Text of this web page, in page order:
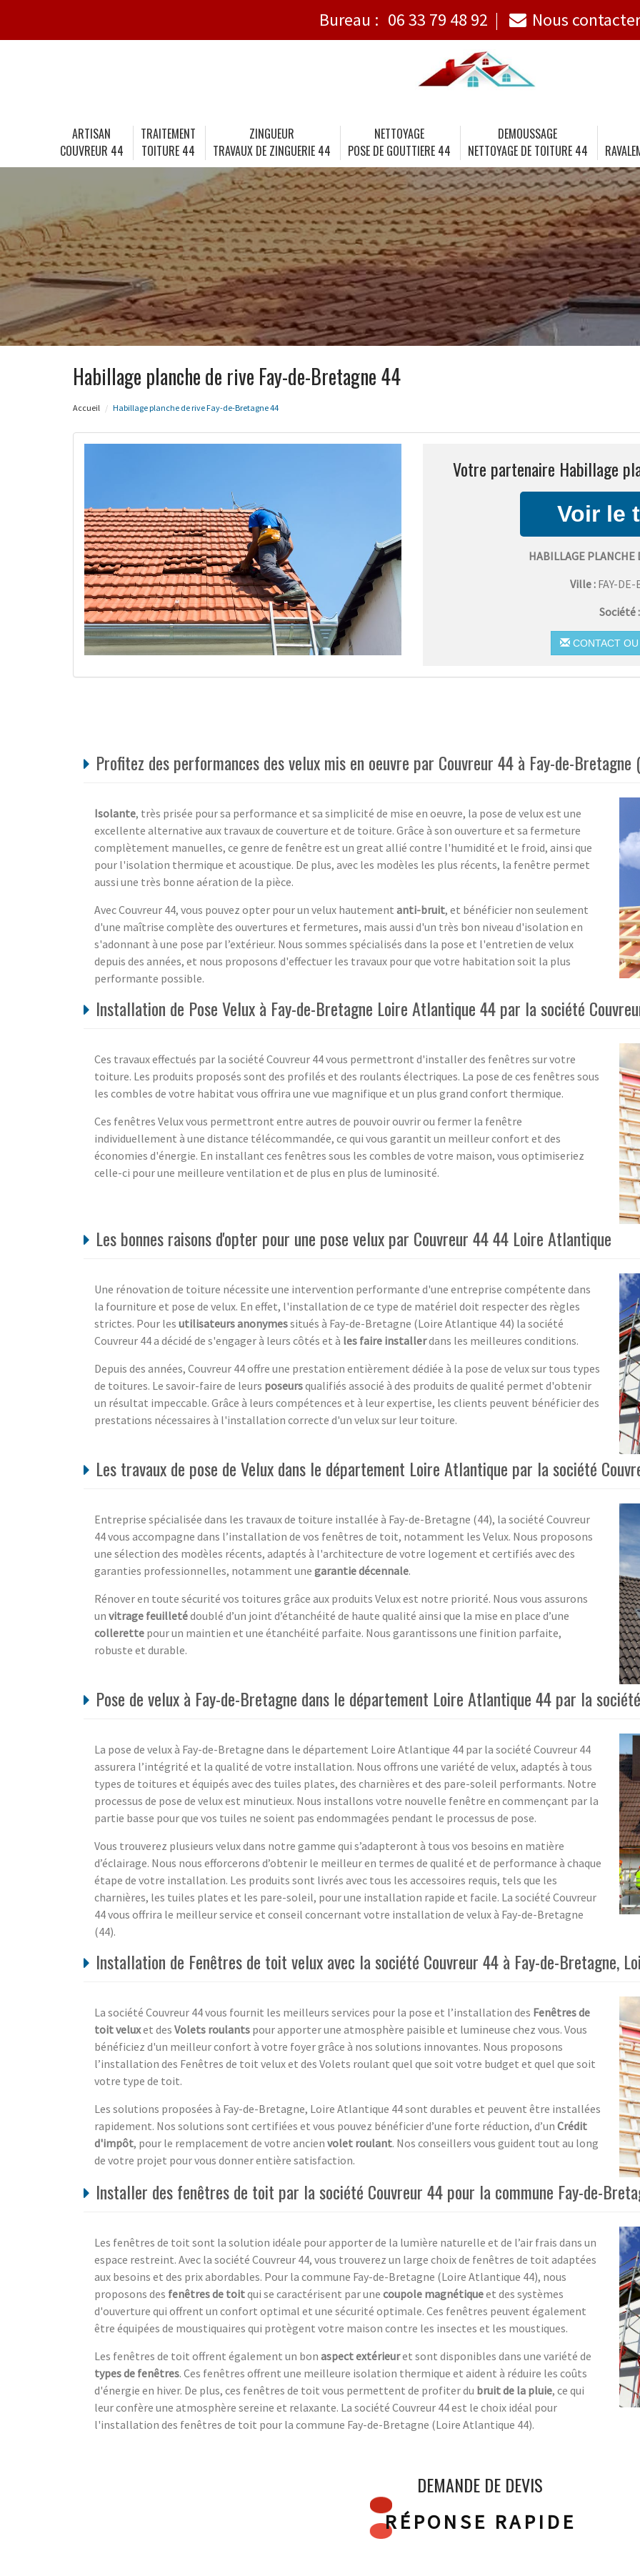
Bureau : 06 33 79 48 92 Nous contacter
ARTISAN
COUVREUR 44
TRAITEMENT
TOITURE 44
ZINGUEUR
TRAVAUX DE ZINGUERIE 44
NETTOYAGE
POSE DE GOUTTIERE 44
DEMOUSSAGE
NETTOYAGE DE TOITURE 44
Habillage planche de rive Fay-de-Bretagne 44
Accueil Habillage planche de rive Fay-de-Bretagne 44
Votre partenaire Habillage
HABILLAGE PLANCHE
Ville : FAY-
Société
CONTACT OU
Profitez des performances des velux mis en oeuvre par Couvreur 44 à Fay-de-
Isolante, très prisée pour sa performance et sa simplicité de mise en oeuvre, la pose de velux est une
excellente alternative aux travaux de couverture et de toiture. Grâce à son ouverture et sa fermeture
complètement manuelles, ce genre de fenêtre est un great allié contre l'humidité et le froid, ainsi que
pour l'isolation thermique et acoustique. De plus, avec les modèles les plus récents, la fenêtre permet
aussi une très bonne aération de la pièce.
Avec Couvreur 44, vous pouvez opter pour un velux hautement anti-bruit, et bénéficier non seulement
d'une maîtrise complète des ouvertures et fermetures, mais aussi d'un très bon niveau d'isolation en
s'adonnant à une pose par l’extérieur. Nous sommes spécialisés dans la pose et l'entretien de velux
depuis des années, et nous proposons d'effectuer les travaux pour que votre habitation soit la plus
performante possible.
Installation de Pose Velux à Fay-de-Bretagne Loire Atlantique 44 par la société
Ces travaux effectués par la société Couvreur 44 vous permettront d'installer des fenêtres sur votre
toiture. Les produits proposés sont des profilés et des roulants électriques. La pose de ces fenêtres sous
les combles de votre habitat vous offrira une vue magnifique et un plus grand confort thermique.
Ces fenêtres Velux vous permettront entre autres de pouvoir ouvrir ou fermer la fenêtre
individuellement à une distance télécommandée, ce qui vous garantit un meilleur confort et des
économies d'énergie. En installant ces fenêtres sous les combles de votre maison, vous optimiseriez
celle-ci pour une meilleure ventilation et de plus en plus de luminosité.
Les bonnes raisons d'opter pour une pose velux par Couvreur 44 44 Loire Atlantique
Une rénovation de toiture nécessite une intervention performante d'une entreprise compétente dans
la fourniture et pose de velux. En effet, l'installation de ce type de matériel doit respecter des règles
strictes. Pour les utilisateurs anonymessitués à Fay-de-Bretagne (Loire Atlantique 44) la société
Couvreur 44 a décidé de s'engager à leurs côtés et à les faire installerdans les meilleures conditions.
Depuis des années, Couvreur 44 offre une prestation entièrement dédiée à la pose de velux sur tous types
de toitures. Le savoir-faire de leurs poseursqualifiés associé à des produits de qualité permet d'obtenir
un résultat impeccable. Grâce à leurs compétences et à leur expertise, les clients peuvent bénéficier des
prestations nécessaires à l'installation correcte d'un velux sur leur toiture.
Les travaux de pose de Velux dans le département Loire Atlantique par la société
Entreprise spécialisée dans les travaux de toiture installée à Fay-de-Bretagne (44), la société Couvreur
44 vous accompagne dans l’installation de vos fenêtres de toit, notamment les Velux. Nous proposons
une sélection des modèles récents, adaptés à l'architecture de votre logement et certifiés avec des
garanties professionnelles, notamment une garantie décennale.
Rénover en toute sécurité vos toitures grâce aux produits Velux est notre priorité. Nous vous assurons
un vitrage feuilletédoublé d’un joint d’étanchéité de haute qualité ainsi que la mise en place d’une
collerette pour un maintien et une étanchéité parfaite. Nous garantissons une finition parfaite,
robuste et durable.
Pose de velux à Fay-de-Bretagne dans le département Loire Atlantique 44 par la
La pose de velux à Fay-de-Bretagne dans le département Loire Atlantique 44 par la société Couvreur 44
assurera l’intégrité et la qualité de votre installation. Nous offrons une variété de velux, adaptés à tous
types de toitures et équipés avec des tuiles plates, des charnières et des pare-soleil performants. Notre
processus de pose de velux est minutieux. Nous installons votre nouvelle fenêtre en commençant par la
partie basse pour que vos tuiles ne soient pas endommagées pendant le processus de pose.
Vous trouverez plusieurs velux dans notre gamme qui s’adapteront à tous vos besoins en matière
d’éclairage. Nous nous efforcerons d’obtenir le meilleur en termes de qualité et de performance à chaque
étape de votre installation. Les produits sont livrés avec tous les accessoires requis, tels que les
charnières, les tuiles plates et les pare-soleil, pour une installation rapide et facile. La société Couvreur
44 vous offrira le meilleur service et conseil concernant votre installation de velux à Fay-de-Bretagne
(44).
Installation de Fenêtres de toit velux avec la société Couvreur 44 à Fay-de-Bretagne,
La société Couvreur 44 vous fournit les meilleurs services pour la pose et l’installation des Fenêtres de
toit veluxet des Volets roulants pour apporter une atmosphère paisible et lumineuse chez vous. Vous
bénéficiez d'un meilleur confort à votre foyer grâce à nos solutions innovantes. Nous proposons
l’installation des Fenêtres de toit velux et des Volets roulant quel que soit votre budget et quel que soit
votre type de toit.
Les solutions proposées à Fay-de-Bretagne, Loire Atlantique 44 sont durables et peuvent être installées
rapidement. Nos solutions sont certifiées et vous pouvez bénéficier d’une forte réduction, d’un Crédit
d'impôt, pour le remplacement de votre ancien volet roulant. Nos conseillers vous guident tout au long
de votre projet pour vous donner entière satisfaction.
Installer des fenêtres de toit par la société Couvreur 44 pour la commune Fay-de-
Les fenêtres de toit sont la solution idéale pour apporter de la lumière naturelle et de l’air frais dans un
espace restreint. Avec la société Couvreur 44, vous trouverez un large choix de fenêtres de toit adaptées
aux besoins et des prix abordables. Pour la commune Fay-de-Bretagne (Loire Atlantique 44), nous
proposons des fenêtres de toitqui se caractérisent par une coupole magnétiqueet des systèmes
d'ouverture qui offrent un confort optimal et une sécurité optimale. Ces fenêtres peuvent également
être équipées de moustiquaires qui protègent votre maison contre les insectes et les moustiques.
Les fenêtres de toit offrent également un bon aspect extérieuret sont disponibles dans une variété de
types de fenêtres. Ces fenêtres offrent une meilleure isolation thermique et aident à réduire les coûts
d'énergie en hiver. De plus, ces fenêtres de toit vous permettent de profiter du bruit de la pluie, ce qui
leur confère une atmosphère sereine et relaxante. La société Couvreur 44 est le choix idéal pour
l'installation des fenêtres de toit pour la commune Fay-de-Bretagne (Loire Atlantique 44).
DEMANDE DE DEVIS
RÉPONSE RAPIDE